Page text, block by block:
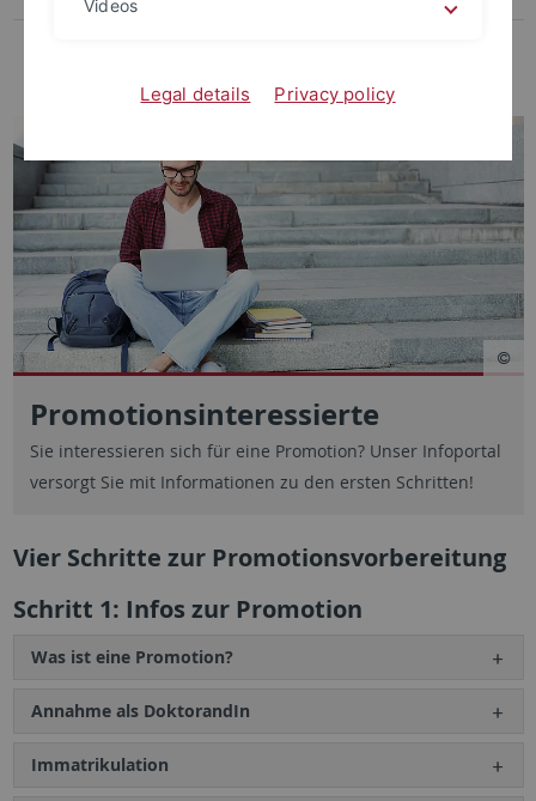
Promotionsinteressierte
Sie interessieren sich für eine Promotion? Unser Infoportal
versorgt Sie mit Informationen zu den ersten Schritten!
Vier Schritte zur Promotionsvorbereitung
Schritt 1: Infos zur Promotion
Was ist eine Promotion?
Annahme als DoktorandIn
Immatrikulation
Videos
Legal details Privacy policy